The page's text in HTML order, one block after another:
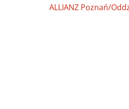
ALLIANZ Poznań/